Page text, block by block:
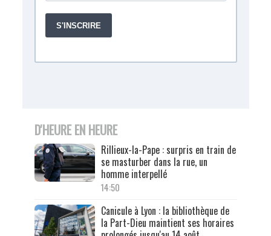
D'HEURE EN HEURE
Rillieux-la-Pape : surpris en train de
se masturber dans la rue, un
homme interpellé
14:50
Canicule à Lyon : la bibliothèque de
la Part-Dieu maintient ses horaires